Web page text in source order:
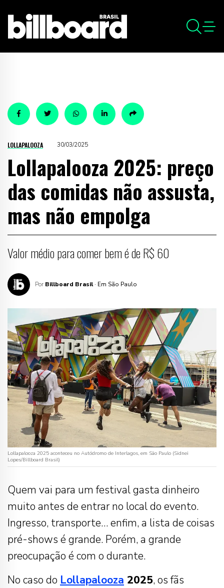
LOLLAPALOOZA 30/03/2025
Lollapalooza 2025: preço
das comidas não assusta,
mas não empolga
Valor médio para comer bem é de R$ 60
Por Billboard Brasil · Em São Paulo
Lollapalooza 2025 aconteceu no Autódromo de Interlagos, em São Paulo (Sidnei
Lopes/Billboard Brasil)
Quem vai para um festival gasta dinheiro
muito antes de entrar no local do evento.
Ingresso, transporte… enfim, a lista de coisas
pré-shows é grande. Porém, a grande
preocupação é com o durante.
No caso do Lollapalooza 2025, os fãs